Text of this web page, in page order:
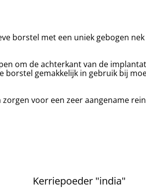
borstel met een uniek gebogen
om de achterkant van de
borstel gemakkelijk in gebruik bij
voor een zeer aangename
Kerriepoeder "india"